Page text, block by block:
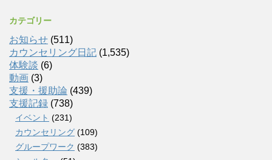
カテゴリー
お知らせ (511)
カウンセリング日記 (1,535)
体験談 (6)
動画 (3)
支援・援助論 (439)
支援記録 (738)
イベント (231)
カウンセリング (109)
グループワーク (383)